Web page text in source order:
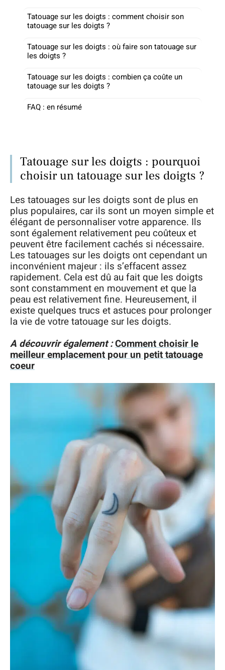
Tatouage sur les doigts : comment choisir son
tatouage sur les doigts ?
Tatouage sur les doigts : où faire son tatouage sur
les doigts ?
Tatouage sur les doigts : combien ça coûte un
tatouage sur les doigts ?
FAQ : en résumé
Tatouage sur les doigts : pourquoi
choisir un tatouage sur les doigts ?
Les tatouages sur les doigts sont de plus en
plus populaires, car ils sont un moyen simple et
élégant de personnaliser votre apparence. Ils
sont également relativement peu coûteux et
peuvent être facilement cachés si nécessaire.
Les tatouages sur les doigts ont cependant un
inconvénient majeur : ils s’effacent assez
rapidement. Cela est dû au fait que les doigts
sont constamment en mouvement et que la
peau est relativement fine. Heureusement, il
existe quelques trucs et astuces pour prolonger
la vie de votre tatouage sur les doigts.
A découvrir également :Comment choisir le
meilleur emplacement pour un petit tatouage
coeur